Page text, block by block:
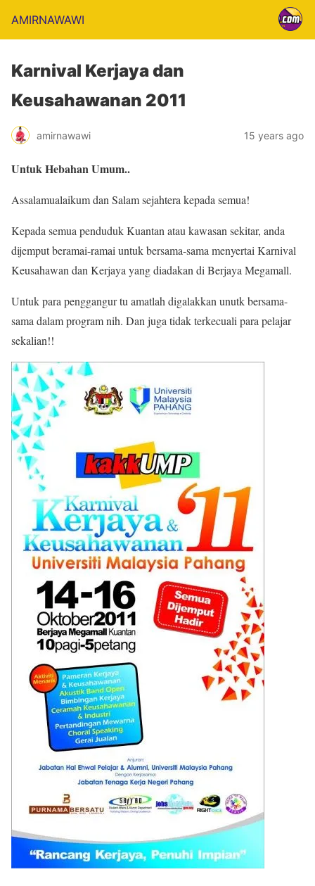
AMIRNAWAWI
Karnival Kerjaya dan
Keusahawanan 2011
amirnawawi 15 years ago
Untuk Hebahan Umum..
Assalamualaikum dan Salam sejahtera kepada semua!
Kepada semua penduduk Kuantan atau kawasan sekitar, anda
dijemput beramai-ramai untuk bersama-sama menyertai Karnival
Keusahawan dan Kerjaya yang diadakan di Berjaya Megamall.
Untuk para penggangur tu amatlah digalakkan unutk bersama-
sama dalam program nih. Dan juga tidak terkecuali para pelajar
sekalian!!